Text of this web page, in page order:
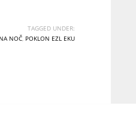
TAGGED UNDER:
NOČ, POKLON EZL EKU